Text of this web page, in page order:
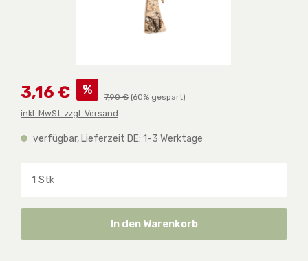
Verkaufspreis:
3,16 € % Regulärer Preis:
7,90 € (60% gespart)
inkl. MwSt. zzgl. Versand
verfügbar, Lieferzeit DE: 1-3 Werktage
In den Warenkorb